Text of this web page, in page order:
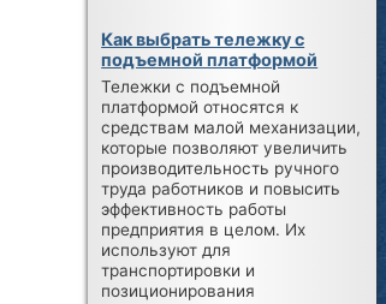
Как выбрать тележку с
подъемной платформой
Тележки с подъемной
платформой относятся к
средствам малой механизации,
которые позволяют увеличить
производительность ручного
труда работников и повысить
эффективность работы
предприятия в целом. Их
используют для
транспортировки и
позиционирования